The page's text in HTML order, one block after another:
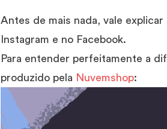
Antes de mais nada, vale
Instagram e no Facebook.
Para entender perfeitamente a
produzido pela Nuvemshop: